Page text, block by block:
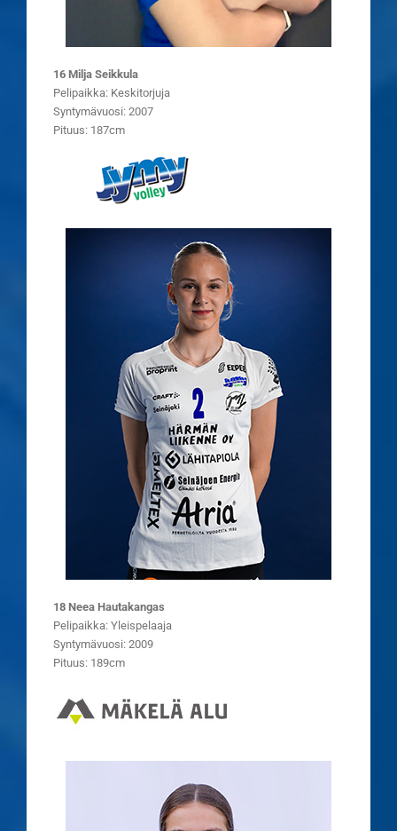
16 Milja Seikkula
Pelipaikka: Keskitorjuja
Syntymävuosi: 2007
Pituus: 187cm
18 Neea Hautakangas
Pelipaikka: Yleispelaaja
Syntymävuosi: 2009
Pituus: 189cm